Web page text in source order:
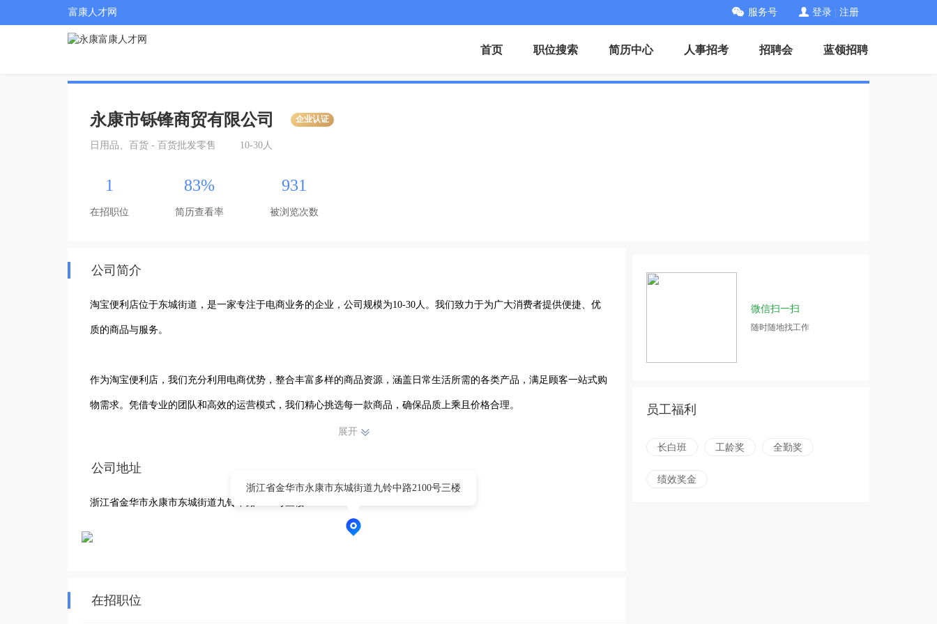
富康人才网 服务号 登录 注册
首页 职位搜索 简历中心 人事招考 招聘会 蓝领招聘
永康市铄锋商贸有限公司 企业认证
日用品、百货 - 百货批发零售 10-30人
1
在招职位
83%
简历查看率
931
被浏览次数
公司简介
淘宝便利店位于东城街道，是一家专注于电商业务的企业，公司规模为10-30人。我们致力于为广大消费者提供便捷、优
质的商品与服务。
作为淘宝便利店，我们充分利用电商优势，整合丰富多样的商品资源，涵盖日常生活所需的各类产品，满足顾客一站式购
物需求。凭借专业的团队和高效的运营模式，我们精心挑选每一款商品，确保品质上乘且价格合理。
购，感受真实的购物氛围。在服务方面，我们始终秉持热情、周到的态度，为顾客答疑解惑，提供贴心的购物建议。
公司规模虽不大，但团队成员充满活力与创造力，大家齐心协力，不断优化业务流程，提升服务质量。我们以诚信经营为
展开
公司地址
浙江省金华市永康市东城街道九铃中路2100号三楼
浙江省金华市永康市东城街道九铃中路2100号三楼
在招职位
微信扫一扫
随时随地找工作
员工福利
长白班 工龄奖 全勤奖
绩效奖金